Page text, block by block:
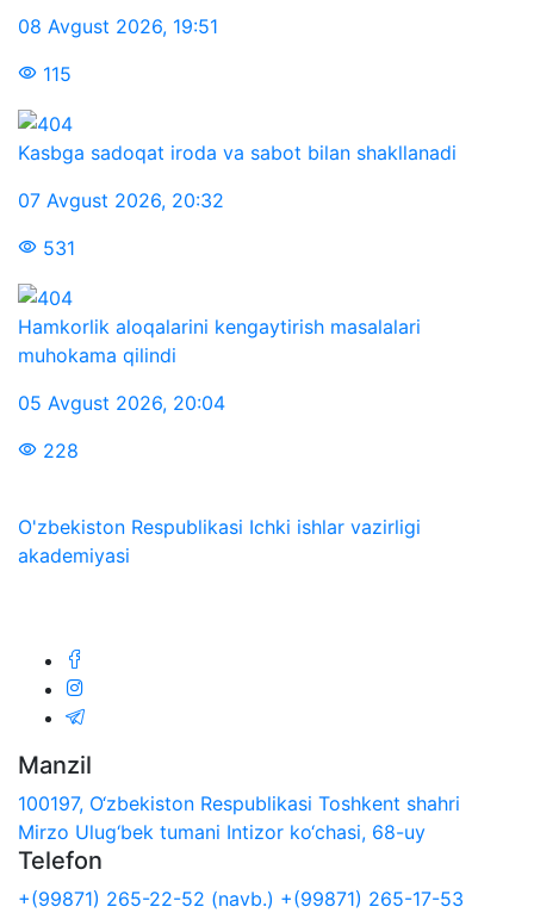
08 Avgust 2026, 19:51
115
Kasbga sadoqat iroda va sabot bilan shakllanadi
07 Avgust 2026, 20:32
531
Hamkorlik aloqalarini kengaytirish masalalari
muhokama qilindi
05 Avgust 2026, 20:04
228
O'zbekiston Respublikasi Ichki ishlar vazirligi
akademiyasi
Manzil
100197, O‘zbekiston Respublikasi Toshkent shahri
Mirzo Ulug‘bek tumani Intizor ko‘chasi, 68-uy
Telefon
+(99871) 265-22-52 (navb.) +(99871) 265-17-53